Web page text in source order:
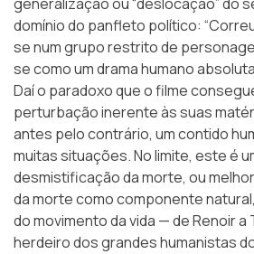
domínio do panfleto político:
se num grupo restrito de
se como um drama humano
Daí o paradoxo que o filme
perturbação inerente às suas
antes pelo contrário, um contido
muitas situações. No limite, este é
desmistificação da morte, ou
da morte como componente natural,
do movimento da vida — de Renoir a
herdeiro dos grandes humanistas